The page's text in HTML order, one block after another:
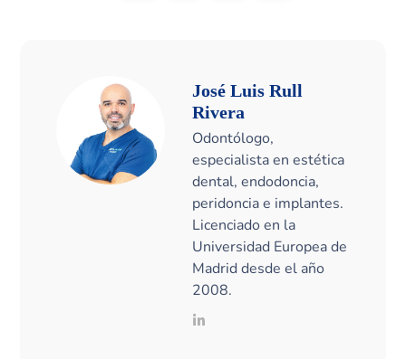
José Luis Rull
Rivera
Odontólogo,
especialista en estética
dental, endodoncia,
peridoncia e implantes.
Licenciado en la
Universidad Europea de
Madrid desde el año
2008.